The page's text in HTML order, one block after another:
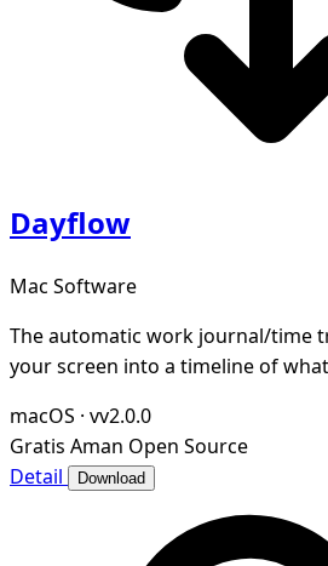
Dayflow
Mac Software
The automatic work journal/time
your screen into a timeline of
macOS · vv2.0.0
Gratis Aman Open Source
Detail
Download